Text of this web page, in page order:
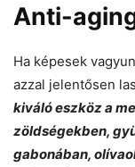
Anti-
Ha képesek
azzal jelentősen
kiváló eszköz a
zöldségekben,
gabonában,